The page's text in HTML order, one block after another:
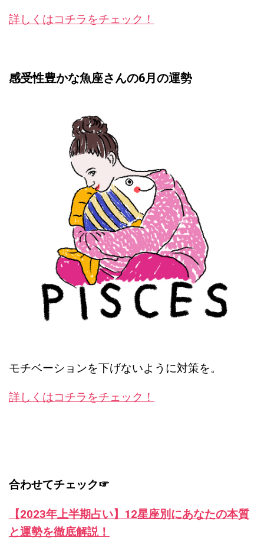
詳しくはコチラをチェック！
感受性豊かな魚座さんの6月の運勢
モチベーションを下げないように対策を。
詳しくはコチラをチェック！
合わせてチェック☞
【2023年上半期占い】12星座別にあなたの本質
と運勢を徹底解説！